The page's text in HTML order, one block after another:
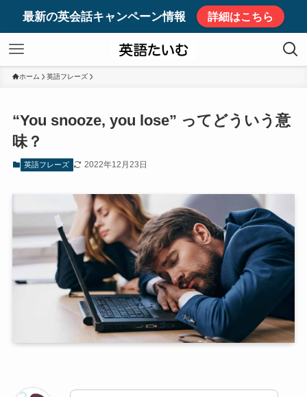
最新の英会話キャンペーン情報 詳細はこちら
ホーム 英語フレーズ
“You snooze, you lose” ってどういう意
味？
英語フレーズ 2022年12月23日